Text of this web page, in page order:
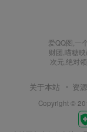
爱QQ图,一
财团,喵糖
次元,绝对
关于本站 资
Copyright ©